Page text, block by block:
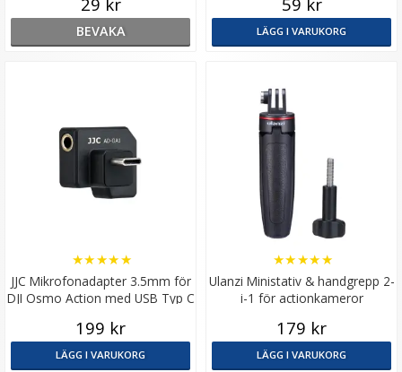
BEVAKA LÄGG I VARUKORG
JJC Mikrofonadapter 3.5mm för
DJI Osmo Action med USB Typ C
★★★★★
199 kr
LÄGG I VARUKORG
Ulanzi Ministativ & handgrepp 2-
i-1 för actionkameror
★★★★★
179 kr
LÄGG I VARUKORG